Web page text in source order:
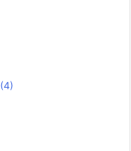
(4)